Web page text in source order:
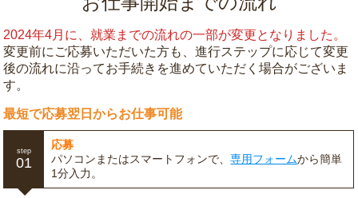
2024年4月に、就業までの流れの一部が変更となりました。
変更前にご応募いただいた方も、進行ステップに応じて変更
後の流れに沿ってお手続きを進めていただく場合がございま
す。
最短で応募翌日からお仕事可能
step
01
応募
パソコンまたはスマートフォンで、専用フォームから簡単
1分入力。